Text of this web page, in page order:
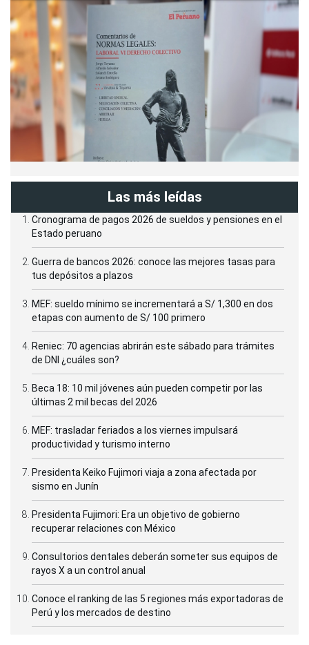
Las más leídas
Cronograma de pagos 2026 de sueldos y pensiones en el
Estado peruano
Guerra de bancos 2026: conoce las mejores tasas para
tus depósitos a plazos
MEF: sueldo mínimo se incrementará a S/ 1,300 en dos
etapas con aumento de S/ 100 primero
Reniec: 70 agencias abrirán este sábado para trámites
de DNI ¿cuáles son?
Beca 18: 10 mil jóvenes aún pueden competir por las
últimas 2 mil becas del 2026
MEF: trasladar feriados a los viernes impulsará
productividad y turismo interno
Presidenta Keiko Fujimori viaja a zona afectada por
sismo en Junín
Presidenta Fujimori: Era un objetivo de gobierno
recuperar relaciones con México
Consultorios dentales deberán someter sus equipos de
rayos X a un control anual
Conoce el ranking de las 5 regiones más exportadoras de
Perú y los mercados de destino